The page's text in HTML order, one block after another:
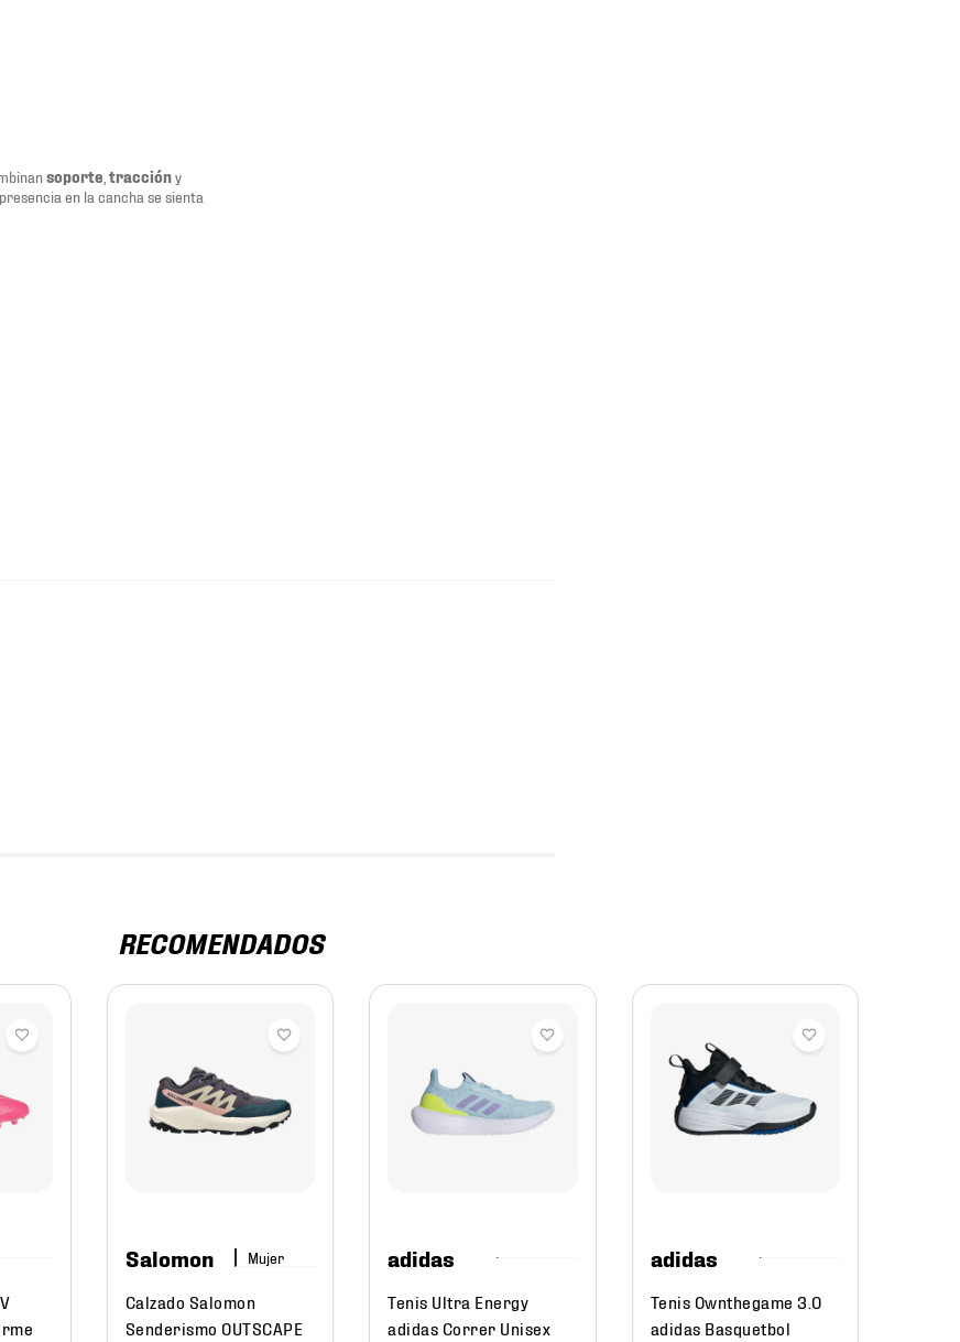
soporte traccióny
en la cancha se sienta
RECOMENDADOS
Salomon Mujer
Calzado Salomon
Senderismo OUTSCAPE
adidas
Tenis Ultra Energy
adidas Correr Unisex
adidas
Tenis Ownthegame 3.0
adidas Basquetbol